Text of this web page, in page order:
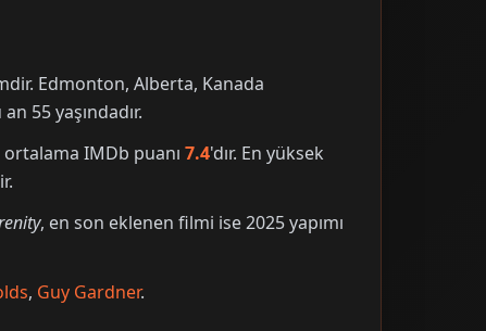
Edmonton, Alberta, Kanada
55 yaşındadır.
IMDb puanı7.4'dır. En yüksek
, en son eklenen filmi ise 2025 yapımı
, Guy Gardner.